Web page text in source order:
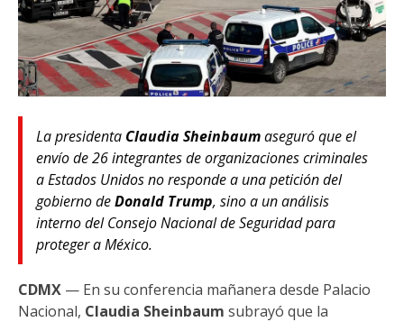
La presidenta Claudia Sheinbaumaseguró que el
envío de 26 integrantes de organizaciones criminales
a Estados Unidos no responde a una petición del
gobierno deDonald Trump, sino a un análisis
interno del Consejo Nacional de Seguridad para
proteger a México.
CDMX — En su conferencia mañanera desde Palacio
Nacional, Claudia Sheinbaum subrayó que la